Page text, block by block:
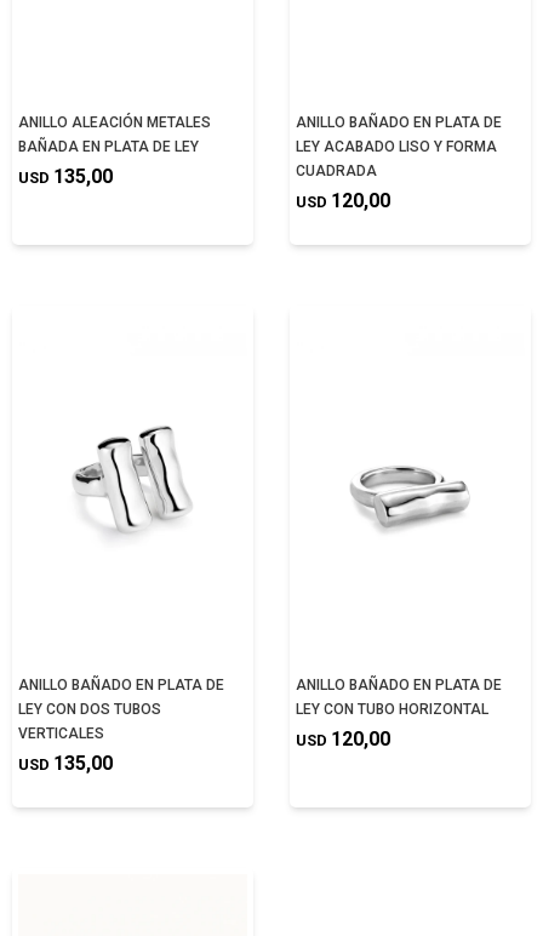
ANILLO ALEACIÓN METALES
BAÑADA EN PLATA DE LEY
USD 135,00
ANILLO BAÑADO EN PLATA DE
LEY ACABADO LISO Y FORMA
CUADRADA
USD 120,00
ANILLO BAÑADO EN PLATA DE
LEY CON DOS TUBOS
VERTICALES
USD 135,00
ANILLO BAÑADO EN PLATA DE
LEY CON TUBO HORIZONTAL
USD 120,00